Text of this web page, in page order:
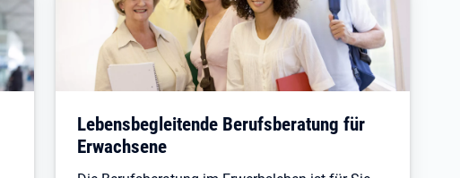
Lebensbegleitende Berufsberatung für
Erwachsene